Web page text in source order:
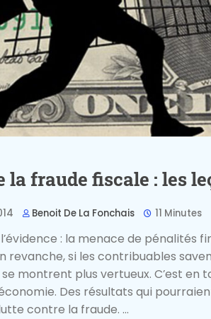
la fraude fiscale : les
Benoit De La Fonchais 11 Minutes
: la menace de pénalités
revanche, si les contribuables
montrent plus vertueux. C’est
Des résultats qui
contre la fraude. ...